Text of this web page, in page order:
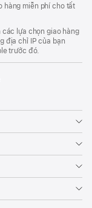
hàng miễn phí cho tất
lựa chọn giao hàng
địa chỉ IP của bạn
trước đó.